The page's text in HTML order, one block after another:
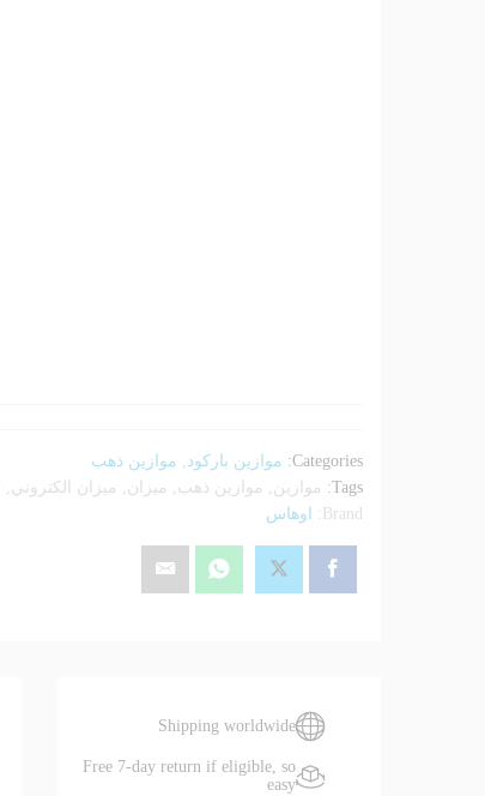
Categories: موازين باركود , موازين ذهب
Tags:
موازين , موازين ذهب , ميزان , ميزان الكتروني ,
Brand:
اوهاس
Shipping worldwide
Free 7-day return if eligible, so
easy